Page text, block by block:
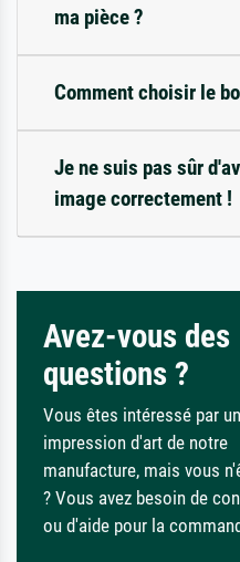
ma pièce ?
Comment choisir le
Je ne suis pas sûr
image correctement !
Avez-vous des
questions ?
Vous êtes intéressé par
impression d'art de notre
manufacture, mais vous
? Vous avez besoin de
ou d'aide pour la